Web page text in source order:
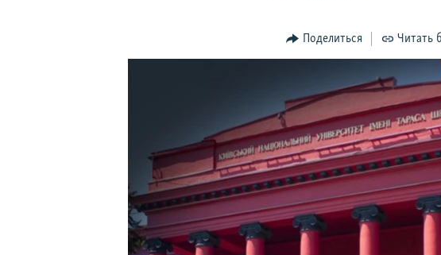
Поделиться Читать